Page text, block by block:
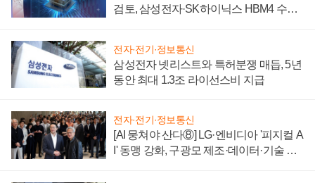
검토, 삼성전자·SK하이닉스 HBM4 수율
전자·전기·정보통신
삼성전자 넷리스트와 특허분쟁 매듭, 5년
동안 최대 1.3조 라이선스비 지급
전자·전기·정보통신
[AI 뭉쳐야 산다⑧] LG·엔비디아 '피지컬 A
I' 동맹 강화, 구광모 제조·데이터·기술 결